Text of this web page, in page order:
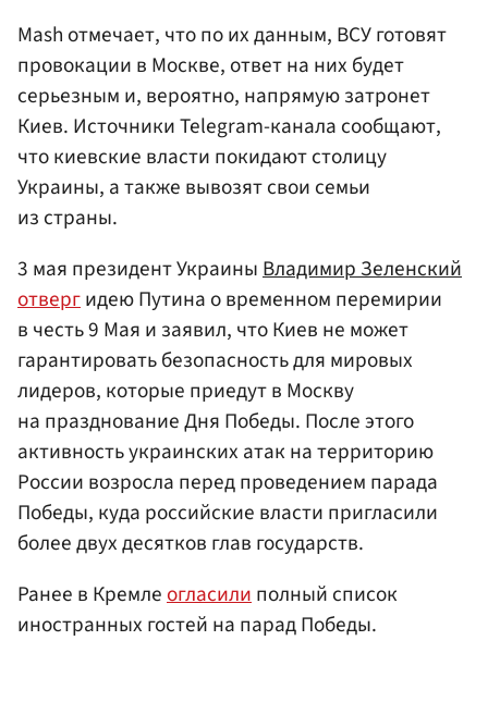
Mash отмечает, что по их данным, ВСУ готовят
провокации в Москве, ответ на них будет
серьезным и, вероятно, напрямую затронет
Киев. Источники Telegram-канала сообщают,
что киевские власти покидают столицу
Украины, а также вывозят свои семьи
из страны.
3 мая президент УкраиныВладимир Зеленский
отвергидею Путина о временном перемирии
в честь 9 Мая и заявил, что Киев не может
гарантировать безопасность для мировых
лидеров, которые приедут в Москву
на празднование Дня Победы. После этого
активность украинских атак на территорию
России возросла перед проведением парада
Победы, куда российские власти пригласили
более двух десятков глав государств.
Ранее в Кремлеогласилиполный список
иностранных гостей на парад Победы.